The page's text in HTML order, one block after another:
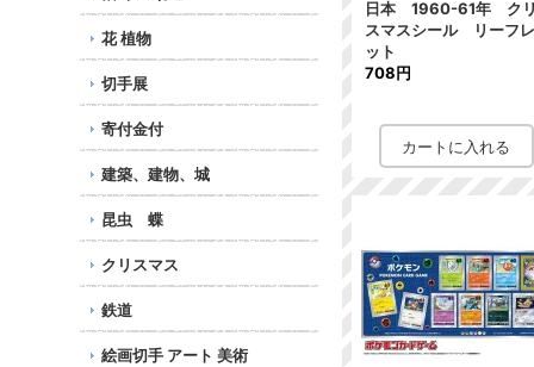
花 植物
切手展
寄付金付
建築、建物、城
昆虫 蝶
クリスマス
鉄道
絵画切手 アート 美術
日本 1960-61年 ク
スマスシール リーフ
ット
708円